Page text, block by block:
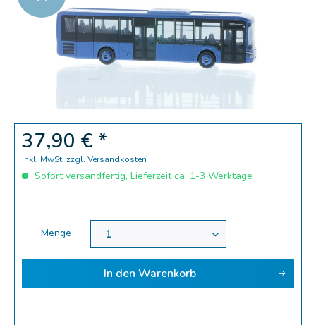
37,90 € *
inkl. MwSt. zzgl. Versandkosten
Sofort versandfertig, Lieferzeit ca. 1-3 Werktage
Menge
In den Warenkorb